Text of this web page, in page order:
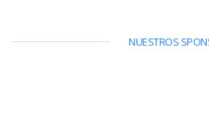
NUESTROS